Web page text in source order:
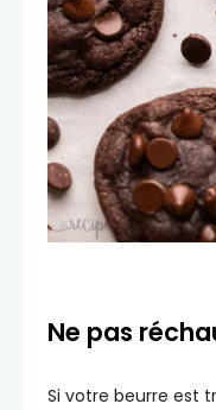
Ne pas
Si votre beurre est